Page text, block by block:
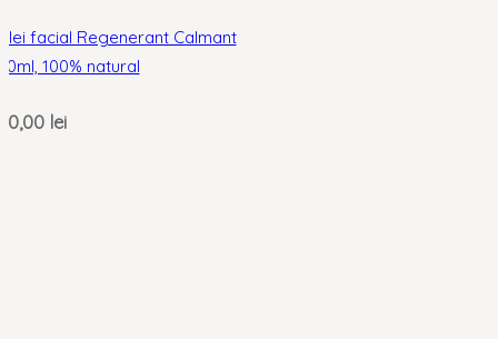
facial Regenerant Calmant
100% natural
lei